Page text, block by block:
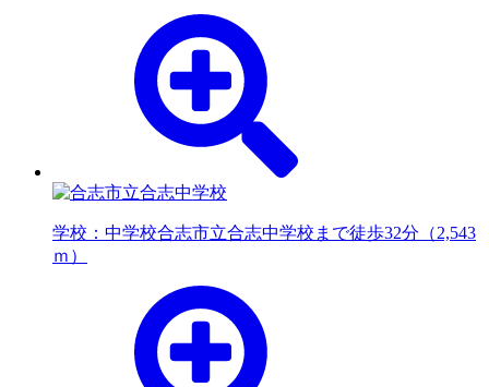
学校：中学校合志市立合志中学校まで徒歩32分（2,543
ｍ）